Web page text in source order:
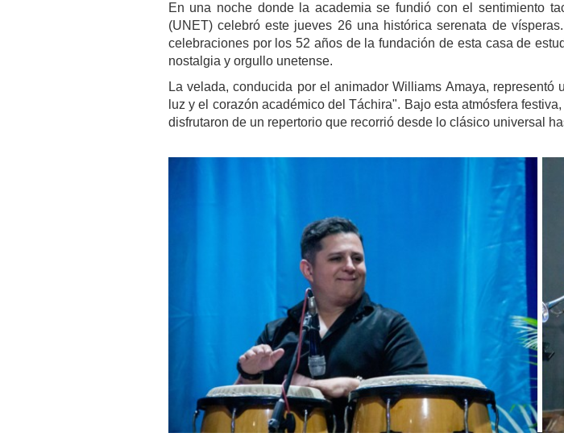
En una noche donde la academia se fundió con el sentimiento
(UNET) celebró este jueves 26 una histórica serenata de
celebraciones por los 52 años de la fundación de esta casa de
nostalgia y orgullo unetense.
La velada, conducida por el animador Williams Amaya,
luz y el corazón académico del Táchira". Bajo esta atmósfera
disfrutaron de un repertorio que recorrió desde lo clásico universal